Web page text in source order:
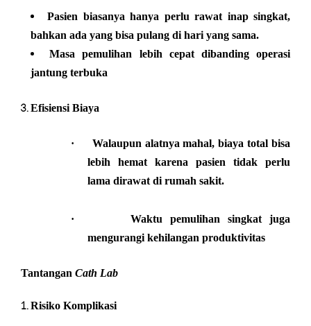
Pasien biasanya hanya perlu rawat inap singkat,
bahkan ada yang bisa pulang di hari yang sama.
Masa pemulihan lebih cepat dibanding operasi
jantung terbuka
Efisiensi Biaya
·
Walaupun alatnya mahal, biaya total bisa
lebih hemat karena pasien tidak perlu
lama dirawat di rumah sakit.
·
Waktu pemulihan singkat juga
mengurangi kehilangan produktivitas
Tantangan Cath Lab
Risiko Komplikasi